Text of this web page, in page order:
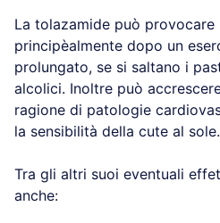
La tolazamide può provocare
principèalmente dopo un
prolungato, se si saltano i
alcolici. Inoltre può
ragione di patologie
la sensibilità della cute al sole.
Tra gli altri suoi eventuali
anche: